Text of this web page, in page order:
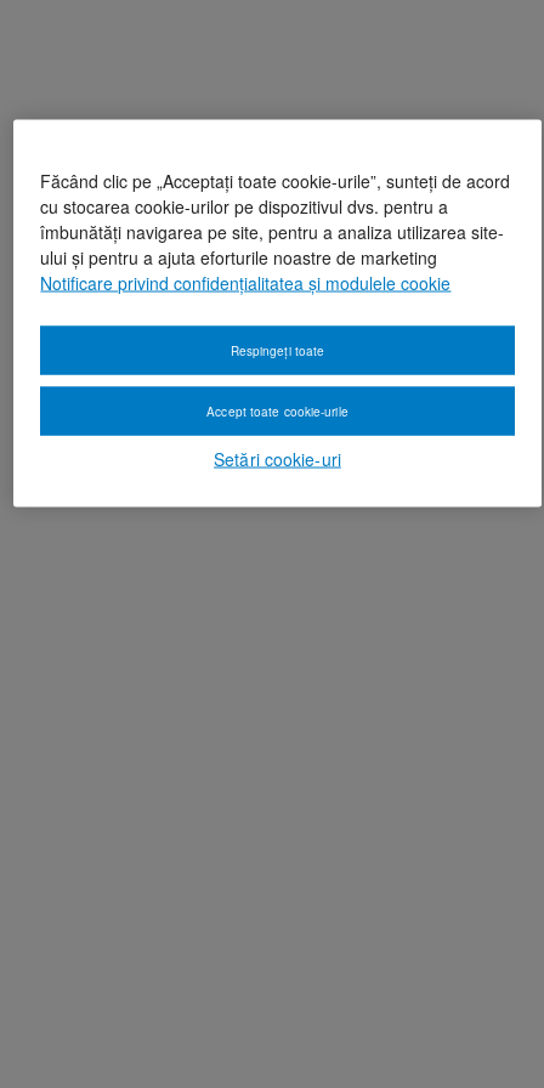
Făcând clic pe „Acceptați toate cookie-urile”, sunteți de acord
cu stocarea cookie-urilor pe dispozitivul dvs. pentru a
îmbunătăți navigarea pe site, pentru a analiza utilizarea site-
ului și pentru a ajuta eforturile noastre de marketing
Notificare privind confidențialitatea și modulele cookie
Setări cookie-uri
Respingeți toate
Accept toate cookie-urile